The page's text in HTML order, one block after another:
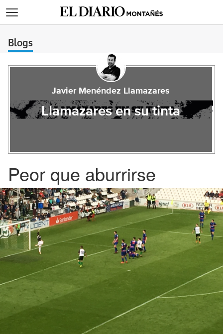
Blogs
Javier Menéndez Llamazares
Llamazares en su tinta
Peor que aburrirse